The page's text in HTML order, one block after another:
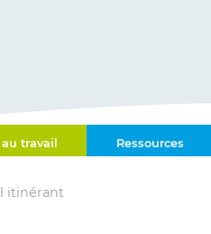
au Travail Paca-Corse
travail Ressources
itinérant